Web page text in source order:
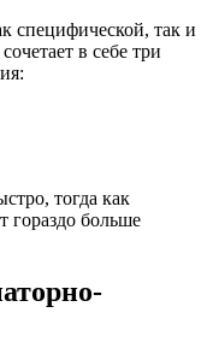
специфической, так и
в себе три
тогда как
гораздо больше